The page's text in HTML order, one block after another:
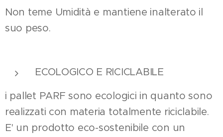
Non teme Umidità e mantiene inalterato il
suo peso.
ECOLOGICO E RICICLABILE
i pallet PARF sono ecologici in quanto sono
realizzati con materia totalmente riciclabile.
E' un prodotto eco-sostenibile con un